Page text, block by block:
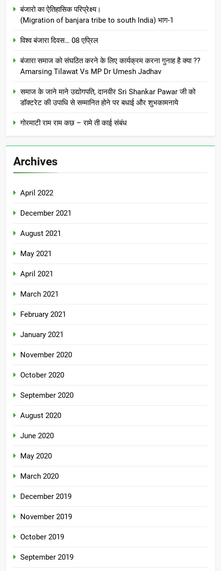
बंजारो का ऐतिहासिक परिप्रेक्ष्य।
(Migration of banjara tribe to south India) भाग-1
विश्व बंजारा दिवस… 08 एप्रिल
बंजारा समाज को संघठित करने के लिए कार्यक्रम करना गुनाह है क्या ??
Amarsing Tilawat Vs MP Dr Umesh Jadhav
समाज के जाने माने उद्योगपति, दानवीर Sri Shankar Pawar जी को
डॉक्टरेट की उपाधि से सम्मानित होने पर बधाई और शुभकामनाये
गोरमाटी राम राम कछ – रामे ती काई संबंध
Archives
April 2022
December 2021
August 2021
May 2021
April 2021
March 2021
February 2021
January 2021
November 2020
October 2020
September 2020
August 2020
June 2020
May 2020
March 2020
December 2019
November 2019
October 2019
September 2019